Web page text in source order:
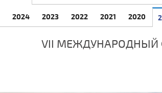
2024 2023 2022 2021 2020
VII МЕЖДУНАРОДНЫЙ